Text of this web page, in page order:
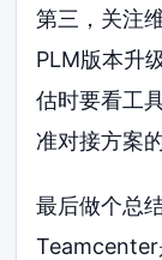
第三，关注
PLM版本升
估时要看工
准对接方案
最后做个总
Teamcenter